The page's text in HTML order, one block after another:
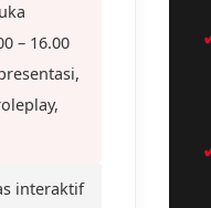
– 16.00
interaktif